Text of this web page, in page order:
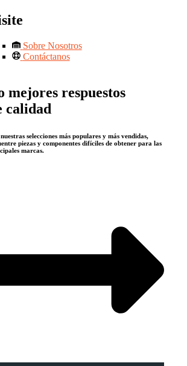
Sobre Nosotros
Contáctanos
mejores respuestos
calidad
selecciones más populares y más vendidas,
piezas y componentes difíciles de obtener para las
marcas.